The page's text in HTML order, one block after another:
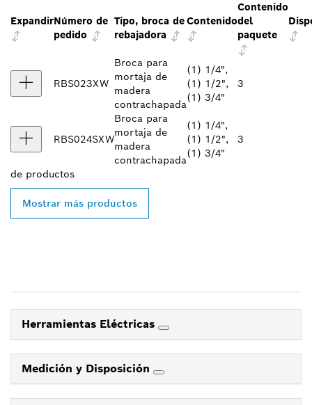
ExpandirNúmero de
pedido
Tipo, broca de
rebajadora
Contenido
Contenido
del
paquete
RBS023XW
Broca para
mortaja de
madera
contrachapada
(1) 1/4",
(1) 1/2",
(1) 3/4"
3
RBS024SXW
Broca para
mortaja de
madera
contrachapada
(1) 1/4",
(1) 1/2",
(1) 3/4"
3
de productos
Mostrar más productos
Herramientas Eléctricas
Medición y Disposición